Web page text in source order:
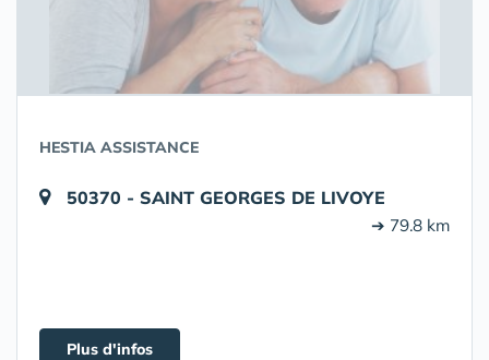
HESTIA ASSISTANCE
50370 - SAINT GEORGES DE LIVOYE
➔ 79.8 km
Plus d'infos